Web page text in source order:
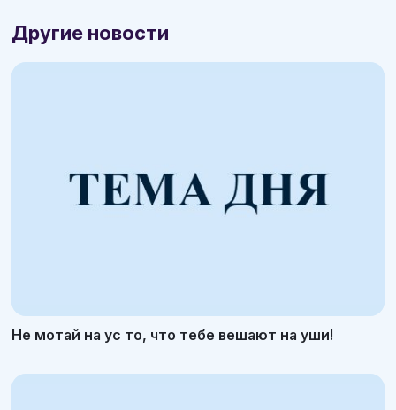
Другие новости
Не мотай на ус то, что тебе вешают на уши!